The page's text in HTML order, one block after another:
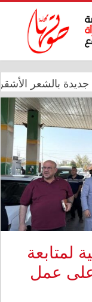
بالشعر الأشقر
مشتركاً في
لمتابعة
على عمل